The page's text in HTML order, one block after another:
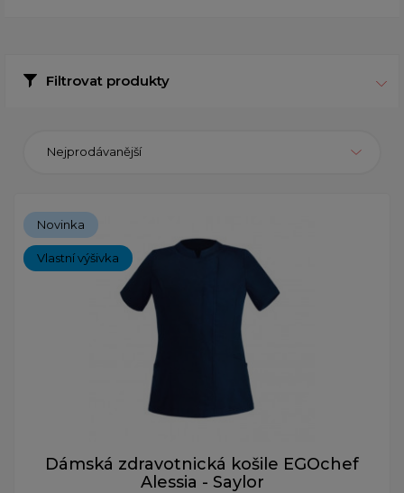
Filtrovat produkty
Nejprodávanější
Novinka
Vlastní výšivka
Dámská zdravotnická košile EGOchef
Alessia - Saylor